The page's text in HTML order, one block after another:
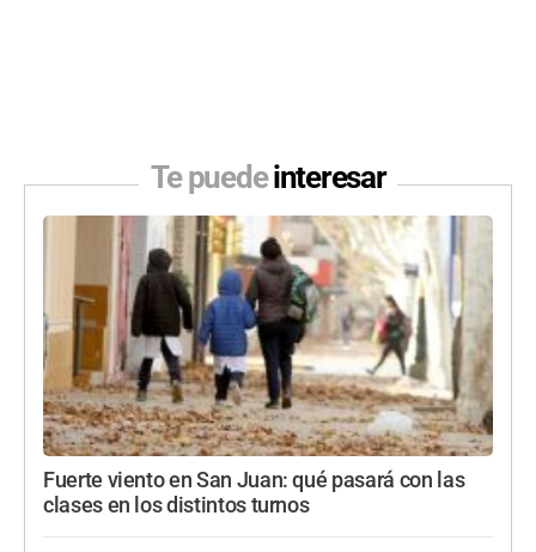
Te puedeinteresar
Fuerte viento en San Juan: qué pasará con las
clases en los distintos turnos